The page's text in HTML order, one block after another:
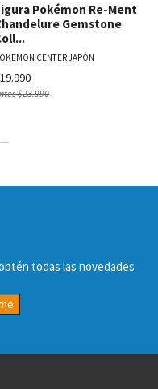
Pokémon Re-Ment
Gemstone
CENTER JAPÓN
$23.990
todas las novedades